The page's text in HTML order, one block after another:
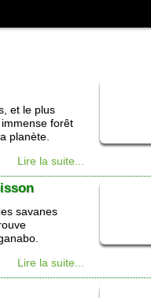
et le plus
forêt
planète.
Lire la suite...
savanes
Lire la suite...